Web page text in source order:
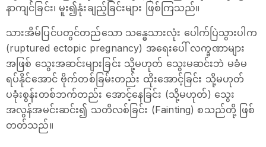
နာကျင်ခြင်း၊ မူး၍နုံးချည့်ခြင်းများ ဖြစ်ကြသည်။
သားအိမ်ပြင်ပတွင်တည်သော သန္ဓေသားလုံး ပေါက်ပြဲသွားပါက
(ruptured ectopic pregnancy) အရေးပေါ် လက္ခဏာများ
အဖြစ် သွေးအဆင်းများခြင်း သို့မဟုတ် သွေးမဆင်းဘဲ မခံမ
ရပ်နိုင်အောင် ဗိုက်တစ်ခြမ်းတည်း ထိုးအောင့်ခြင်း သို့မဟုတ်
ပခုံးစွန်းတစ်ဘက်တည်း အောင့်နေခြင်း (သို့မဟုတ်) သွေး
အလွန်အမင်းဆင်း၍ သတိလစ်ခြင်း (Fainting) စသည်တို့ ဖြစ်
တတ်သည်။